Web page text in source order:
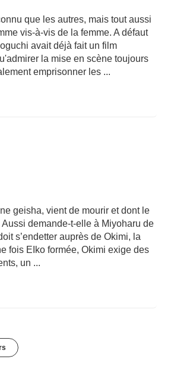
que les autres, mais tout aussi
vis-à-vis de la femme. A défaut
avait déjà fait un film
la mise en scène toujours
emprisonner les ...
geisha, vient de mourir et dont le
demande-t-elle à Miyoharu de
s’endetter auprès de Okimi, la
fois EIko formée, Okimi exige des
un ...